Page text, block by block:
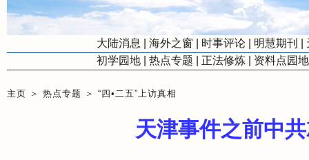
主页 ＞ 热点专题 ＞ “四•二五”上访真相
天津事件之前中
大陆消息 海外之窗 时事评论 明慧期刊
初学园地
热点专题 正法修炼 资料点园地